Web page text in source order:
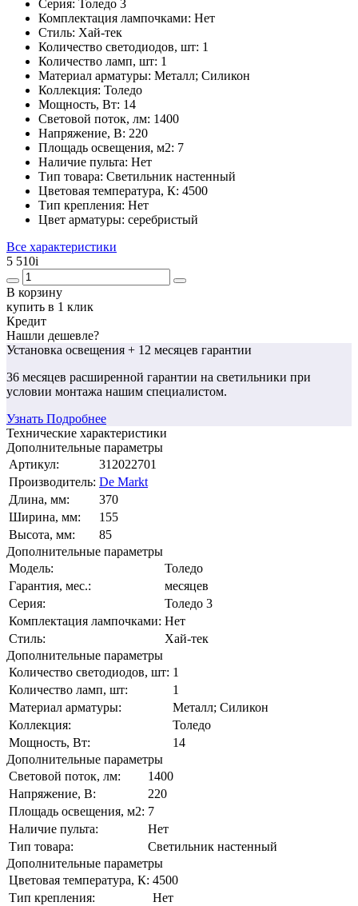
Серия: Толедо 3
Комплектация лампочками: Нет
Стиль: Хай-тек
Количество светодиодов, шт: 1
Количество ламп, шт: 1
Материал арматуры: Металл; Силикон
Коллекция: Толедо
Мощность, Вт: 14
Световой поток, лм: 1400
Напряжение, В: 220
Площадь освещения, м2: 7
Наличие пульта: Нет
Тип товара: Светильник настенный
Цветовая температура, К: 4500
Тип крепления: Нет
Цвет арматуры: серебристый
Все характеристики
5 510i
В корзину
купить в 1 клик
Кредит
Нашли дешевле?
Установка освещения + 12 месяцев гарантии
36 месяцев расширенной гарантии на светильники при
условии монтажа нашим специалистом.
Узнать Подробнее
Технические характеристики
Дополнительные параметры
Артикул:
312022701
Производитель: De Markt
Длина, мм:
370
Ширина, мм:
155
Высота, мм:
85
Дополнительные параметры
Модель:
Толедо
Гарантия, мес.:
месяцев
Серия:
Толедо 3
Комплектация лампочками: Нет
Стиль:
Хай-тек
Дополнительные параметры
Количество светодиодов, шт: 1
Количество ламп, шт:
1
Материал арматуры:
Металл; Силикон
Коллекция:
Толедо
Мощность, Вт:
14
Дополнительные параметры
Световой поток, лм:
1400
Напряжение, В:
220
Площадь освещения, м2: 7
Наличие пульта:
Нет
Тип товара:
Светильник настенный
Дополнительные параметры
Цветовая температура, К: 4500
Тип крепления:
Нет